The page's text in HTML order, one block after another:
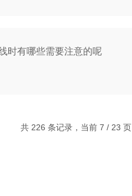
时有哪些需要注意的呢
共 226 条记录，当前 7 / 23 页